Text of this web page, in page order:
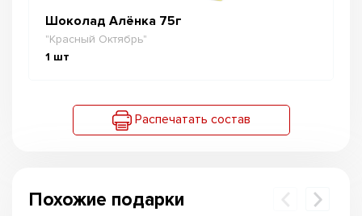
Шоколад Алёнка 75г
"Красный Октябрь"
1 шт
Распечатать состав
Похожие подарки